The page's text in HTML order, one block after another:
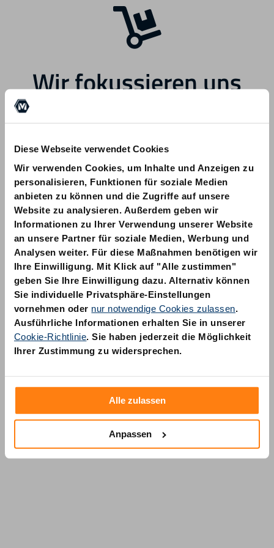
Diese Webseite verwendet Cookies
Wir verwenden Cookies, um Inhalte und Anzeigen zu
personalisieren, Funktionen für soziale Medien
anbieten zu können und die Zugriffe auf unsere
Website zu analysieren. Außerdem geben wir
Informationen zu Ihrer Verwendung unserer Website
an unsere Partner für soziale Medien, Werbung und
Analysen weiter. Für diese Maßnahmen benötigen wir
Ihre Einwilligung. Mit Klick auf "Alle zustimmen"
geben Sie Ihre Einwilligung dazu. Alternativ können
Sie individuelle Privatsphäre-Einstellungen
vornehmen oder nur notwendige Cookies zulassen.
Ausführliche Informationen erhalten Sie in unserer
Cookie-Richtlinie. Sie haben jederzeit die Möglichkeit
Ihrer Zustimmung zu widersprechen.
Alle zulassen
Anpassen
Wir fokussieren uns
zukünftig auf andere
Bereiche.
Bei Fragen zu Ihrer Bestellung wenden
Sie sich bitte an info@am-quality.com
AM Quality GmbH
Wolfsstraße 6-14